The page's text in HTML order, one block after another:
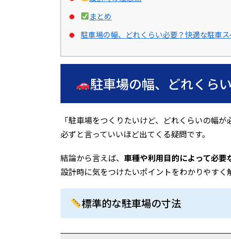
まとめ
駐車場の幅、どれくらい必要？快適な駐車
駐車場の幅、どれくら
「駐車場をつくりたいけど、どれくらいの幅
必ずと言っていいほど出てくる疑問です。
結論から言えば、 車種や利用目的によって必要
設計時に気をつけたいポイントをわかりやすく
標準的な駐車場の寸法